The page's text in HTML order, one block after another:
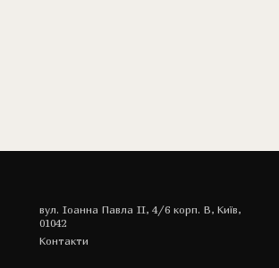
вул. Іоанна Павла II, 4/6 корп. В, Київ,
01042
Контакти